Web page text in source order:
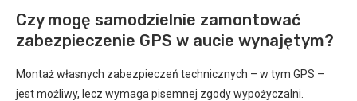
Czy mogę samodzielnie zamontować
zabezpieczenie GPS w aucie wynajętym?
Montaż własnych zabezpieczeń technicznych – w tym GPS –
jest możliwy, lecz wymaga pisemnej zgody wypożyczalni.